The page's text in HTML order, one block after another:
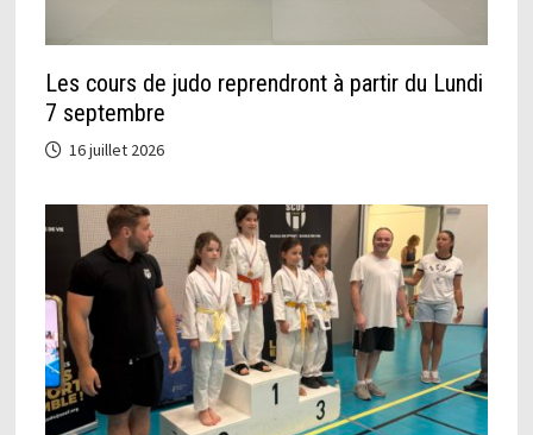
Les cours de judo reprendront à partir du Lundi
7 septembre
16 juillet 2026